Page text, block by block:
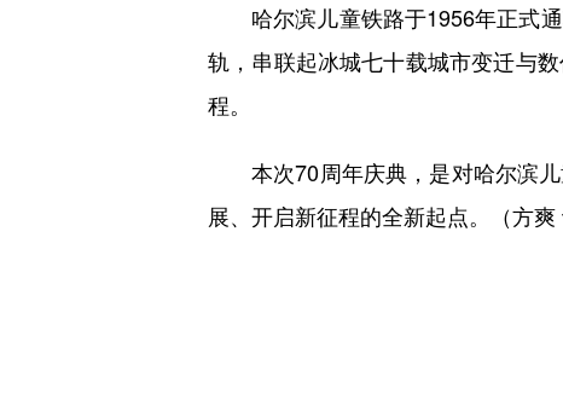
哈尔滨儿童铁路于1956年正式通
轨，串联起冰城七十载城市变迁与
程。
本次70周年庆典，是对哈尔滨儿
展、开启新征程的全新起点。（方爽